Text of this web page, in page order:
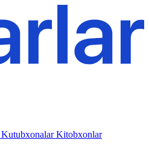
KutubxonalarKitobxonlar